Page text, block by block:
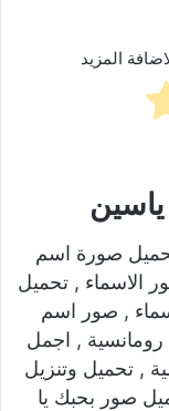
المزيد
صورة اسم
الاسماء , تحميل
, صور اسم
, اجمل
, تحميل وتنزيل
صور بحبك يا